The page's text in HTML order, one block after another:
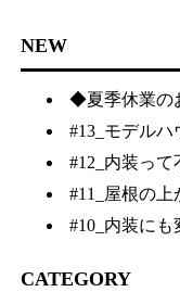
NEW
◆夏季休業の
#13_モデルハ
#12_内装っ
#11_屋根の上
#10_内装に
CATEGORY